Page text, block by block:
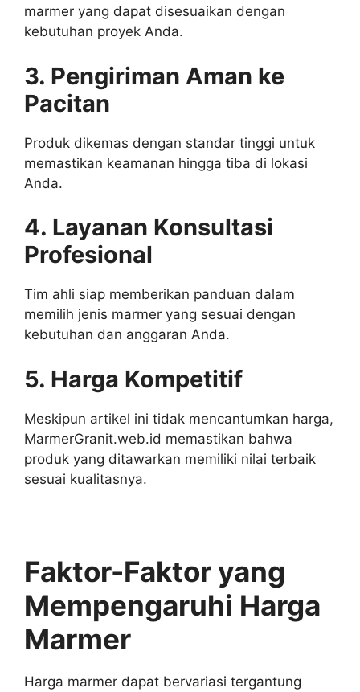
marmer yang dapat disesuaikan dengan
kebutuhan proyek Anda.
3. Pengiriman Aman ke
Pacitan
Produk dikemas dengan standar tinggi untuk
memastikan keamanan hingga tiba di lokasi
Anda.
4. Layanan Konsultasi
Profesional
Tim ahli siap memberikan panduan dalam
memilih jenis marmer yang sesuai dengan
kebutuhan dan anggaran Anda.
5. Harga Kompetitif
Meskipun artikel ini tidak mencantumkan harga,
MarmerGranit.web.id memastikan bahwa
produk yang ditawarkan memiliki nilai terbaik
sesuai kualitasnya.
Faktor-Faktor yang
Mempengaruhi Harga
Marmer
Harga marmer dapat bervariasi tergantung